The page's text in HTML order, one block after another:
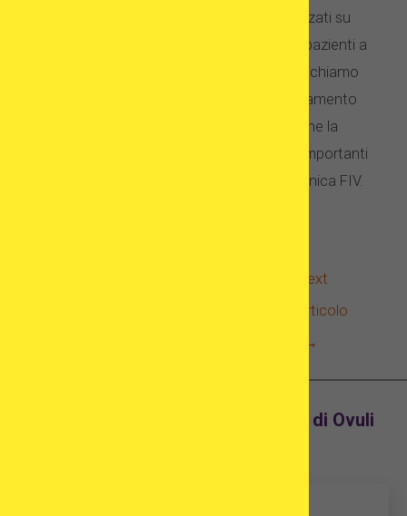
rapporti speciali, articoli e video focalizzati su
conoscenze mediche reali - per aiutare i pazienti a
prendere decisioni ben informate. Pubblichiamo
articoli che mostrano "la realtà del trattamento
FIV" poiché crediamo fermamente che la
trasparenza e la verità siano le cose più importanti
per i pazienti FIV quando cercano una clinica FIV.
Next
Articolo
→
Trova Cliniche per FIV e Donazione di Ovuli